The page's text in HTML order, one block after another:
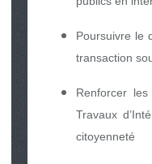
Poursuivre le
transaction
Renforcer
Travaux
citoyenneté